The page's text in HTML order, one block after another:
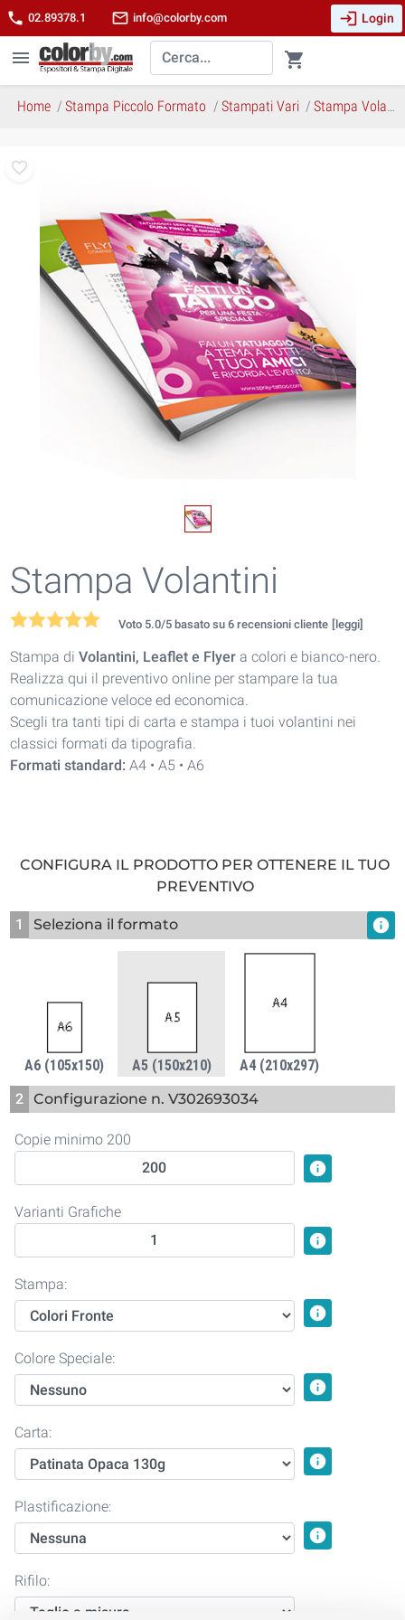
phone 02.89378.1 mail_outline info@colorby.com login Login
menu shopping_cart
Home Stampa Piccolo Formato Stampati Vari Stampa Volantini
Stampa Volantini
Voto 5.0/5 basato su 6 recensioni cliente [leggi]
Stampa di Volantini, Leaflet e Flyer a colori e bianco-nero.
Realizza qui il preventivo online per stampare la tua
comunicazione veloce ed economica.
Scegli tra tanti tipi di carta e stampa i tuoi volantini nei
classici formati da tipografia.
Formati standard: A4 • A5 • A6
CONFIGURA IL PRODOTTO PER OTTENERE IL TUO
PREVENTIVO
1 Seleziona il formato info
A6 (105x150) A5 (150x210)
A4 (210x297)
2 Configurazione n. V302693034
Copie minimo 200
info
Varianti Grafiche
info
Stampa:
info
Colore Speciale:
info
Carta:
info
Plastificazione:
info
Rifilo: